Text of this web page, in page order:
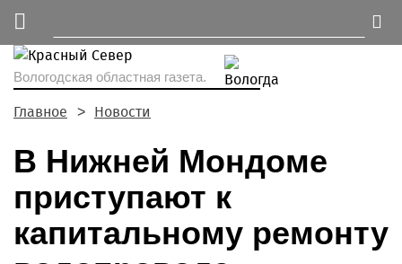
Вологодская областная газета.
Главное Новости
В Нижней Мондоме
приступают к
капитальному ремонту